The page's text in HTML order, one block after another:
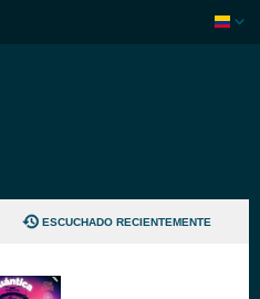
ESCUCHADO RECIENTEMENTE